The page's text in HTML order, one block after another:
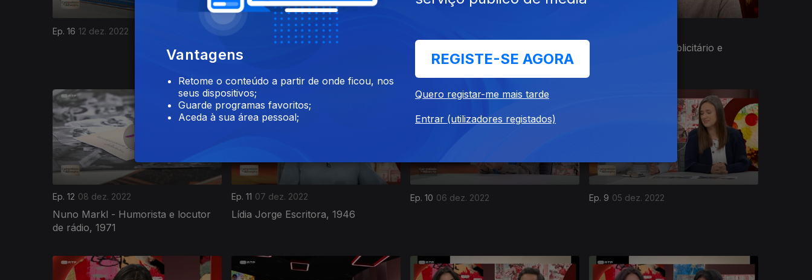
Ep. 16 12 dez. 2022 11 dez. 2022
André Letria - Ilustrador, 1973
Pedro Bidarra - Publicitário e
Ep. 12 08 dez. 2022
Nuno Markl - Humorista e locutor
de rádio, 1971
Ep. 11 07 dez. 2022
Lídia Jorge Escritora, 1946
Ep. 10 06 dez. 2022 Ep. 9 05 dez. 2022
656709
Vantagens
Retome o conteúdo a partir de onde ficou, nos
seus dispositivos;
Guarde programas favoritos;
Aceda à sua área pessoal;
REGISTE-SE AGORA
Quero registar-me mais tarde
Entrar (utilizadores registados)